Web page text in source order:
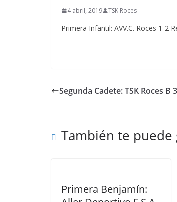
4 abril, 2019 TSK Roces
Primera Infantil: AVV.C. Roces 1-2
Segunda Cadete: TSK Roces B
También te puede
Primera Benjamín: